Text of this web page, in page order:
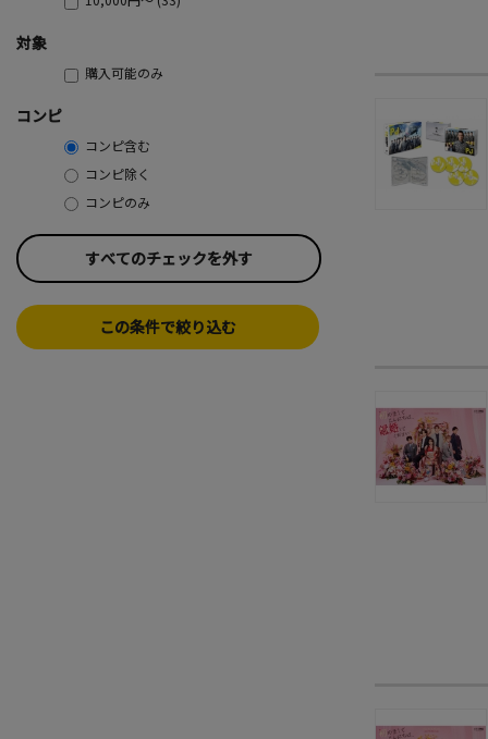
対象
購入可能のみ
コンピ
コンピ含む
コンピ除く
コンピのみ
すべてのチェックを外す
この条件で絞り込む